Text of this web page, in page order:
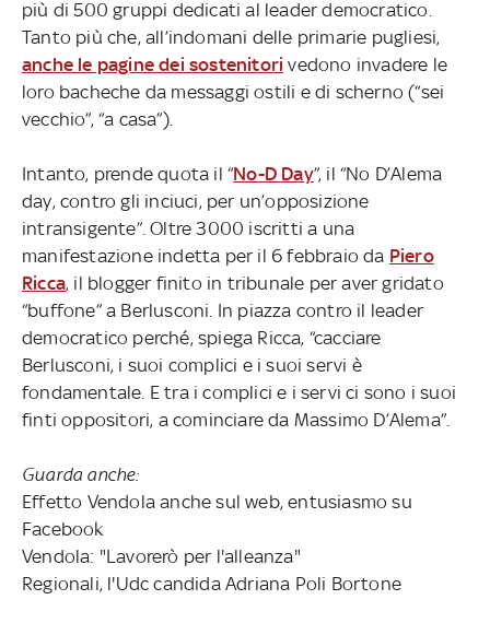
più di 500 gruppi dedicati al leader democratico.
Tanto più che, all’indomani delle primarie pugliesi,
anche le pagine dei sostenitori vedono invadere le
loro bacheche da messaggi ostili e di scherno (“sei
vecchio”, “a casa”).
Intanto, prende quota il “No-D Day”, il “No D’Alema
day, contro gli inciuci, per un’opposizione
intransigente”. Oltre 3000 iscritti a una
manifestazione indetta per il 6 febbraio da Piero
Ricca, il blogger finito in tribunale per aver gridato
“buffone” a Berlusconi. In piazza contro il leader
democratico perché, spiega Ricca, “cacciare
Berlusconi, i suoi complici e i suoi servi è
fondamentale. E tra i complici e i servi ci sono i suoi
finti oppositori, a cominciare da Massimo D’Alema”.
Guarda anche:
Effetto Vendola anche sul web, entusiasmo su
Facebook
Vendola: "Lavorerò per l'alleanza"
Regionali, l'Udc candida Adriana Poli Bortone